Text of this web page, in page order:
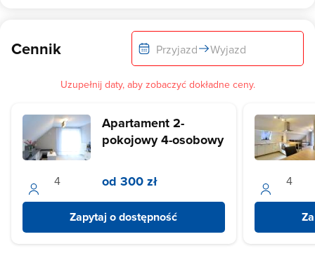
Cennik Przyjazd Wyjazd
Uzupełnij daty, aby zobaczyć dokładne ceny.
Apartament 2-
pokojowy 4-osobowy
od 300 zł
Zapytaj o dostępność